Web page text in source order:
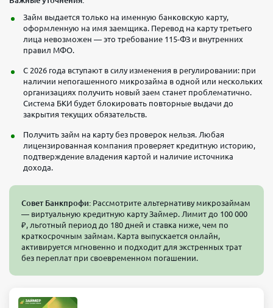
Займ выдается только на именную банковскую карту,
оформленную на имя заемщика. Перевод на карту третьего
лица невозможен — это требование 115-ФЗ и внутренних
правил МФО.
С 2026 года вступают в силу изменения в регулировании: при
наличии непогашенного микрозайма в одной или нескольких
организациях получить новый заем станет проблематично.
Система БКИ будет блокировать повторные выдачи до
закрытия текущих обязательств.
Получить займ на карту без проверок нельзя. Любая
лицензированная компания проверяет кредитную историю,
подтверждение владения картой и наличие источника
дохода.
Совет Банкпрофи: Рассмотрите альтернативу микрозаймам
— виртуальную кредитную карту Займер. Лимит до 100 000
₽, льготный период до 180 дней и ставка ниже, чем по
краткосрочным займам. Карта выпускается онлайн,
активируется мгновенно и подходит для экстренных трат
без переплат при своевременном погашении.